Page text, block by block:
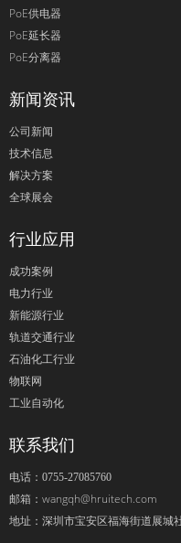
PoE供电器
PoE延长器
PoE分离器
新闻资讯
公司新闻
技术信息
解决方案
全球展会
行业应用
成功案例
电力行业
新能源行业
轨道交通行业
石油化工行业
物联网
工业自动化
联系我们
电话：0755-27085760
邮箱： wangqh@hruitech.com
地址： 深圳市宝安区福海街道展城